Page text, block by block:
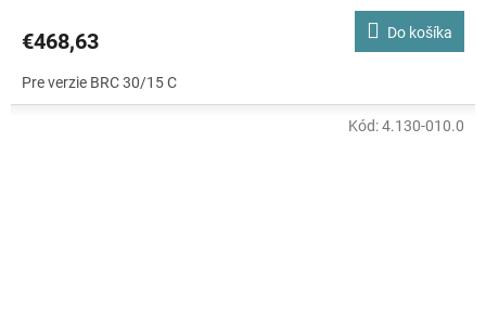
€468,63 Do košíka
Pre verzie BRC 30/15 C
Kód:4.130-010.0